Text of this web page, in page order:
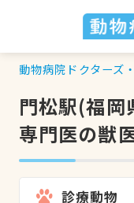
動物病院ドクターズ
門松駅(福岡
専門医の獣
診療動物